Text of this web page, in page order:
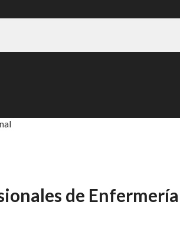
de Enfermería